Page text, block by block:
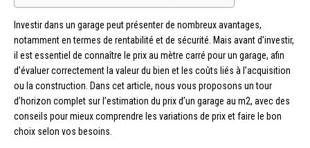
Investir dans un garage peut présenter de nombreux avantages,
notamment en termes de rentabilité et de sécurité. Mais avant d’investir,
il est essentiel de connaître le prix au mètre carré pour un garage, afin
d’évaluer correctement la valeur du bien et les coûts liés à l’acquisition
ou la construction. Dans cet article, nous vous proposons un tour
d’horizon complet sur l’estimation du prix d’un garage au m2, avec des
conseils pour mieux comprendre les variations de prix et faire le bon
choix selon vos besoins.